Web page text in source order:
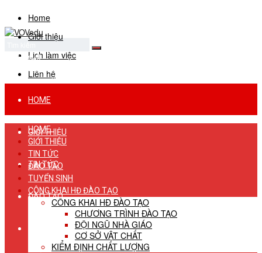
Home
Giới thiệu
Lịch làm việc
Liên hệ
No Result
View All Result
HOME
GIỚI THIỆU
TIN TỨC
ĐÀO TẠO
TUYỂN SINH
HOME
GIỚI THIỆU
TIN TỨC
ĐÀO TẠO
TUYỂN SINH
CÔNG KHAI HĐ ĐÀO TẠO
CÔNG KHAI HĐ ĐÀO TẠO
CHƯƠNG TRÌNH ĐÀO TẠO
ĐỘI NGŨ NHÀ GIÁO
CƠ SỞ VẬT CHẤT
KIỂM ĐỊNH CHẤT LƯỢNG